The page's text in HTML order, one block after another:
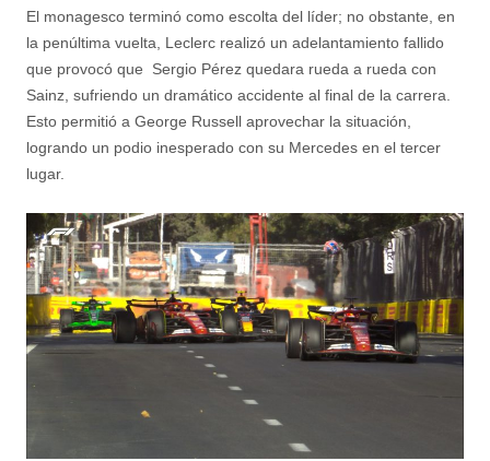
El monagesco terminó como escolta del líder; no obstante, en
la penúltima vuelta, Leclerc realizó un adelantamiento fallido
que provocó que Sergio Pérez quedara rueda a rueda con
Sainz, sufriendo un dramático accidente al final de la carrera.
Esto permitió a George Russell aprovechar la situación,
logrando un podio inesperado con su Mercedes en el tercer
lugar.